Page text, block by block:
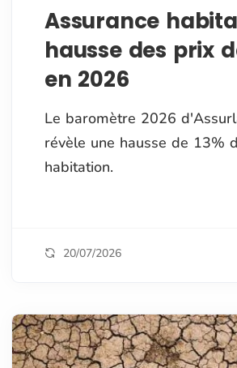
Assurance
hausse des prix
en 2026
Le baromètre 2026
révèle une hausse de 13%
habitation.
20/07/2026